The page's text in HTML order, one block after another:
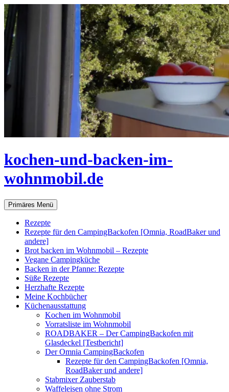
Zum
Inhalt
springen
kochen-und-backen-im-
wohnmobil.de
Suchen
Primäres Menü
Rezepte
Rezepte für den CampingBackofen [Omnia, RoadBaker und
andere]
Brot backen im Wohnmobil – Rezepte
Vegane Campingküche
Backen in der Pfanne: Rezepte
Süße Rezepte
Herzhafte Rezepte
Meine Kochbücher
Küchenausstattung
Kochen im Wohnmobil
Vorratsliste im Wohnmobil
ROADBAKER – Der CampingBackofen mit
Glasdeckel [Testbericht]
Der Omnia CampingBackofen
Rezepte für den CampingBackofen [Omnia,
RoadBaker und andere]
Stabmixer Zauberstab
Waffeleisen ohne Strom